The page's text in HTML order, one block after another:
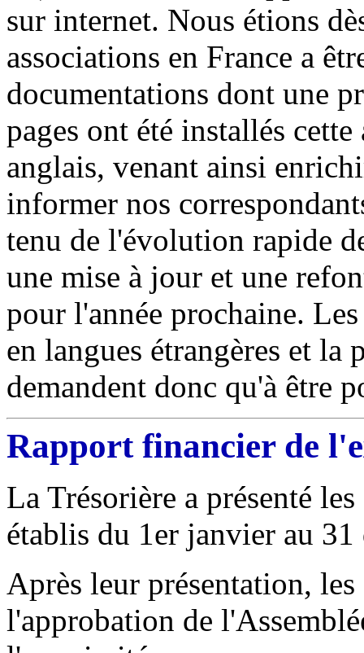
sur internet. Nous étions
associations en France a
documentations dont une
pages ont été installés
anglais, venant ainsi
informer nos
tenu de l'évolution rapide
une mise à jour et une
pour l'année prochaine.
en langues étrangères et la
demandent donc qu'à être
Rapport financier de
La Trésorière a présenté
établis du 1er janvier au 31
Après leur présentation,
l'approbation de